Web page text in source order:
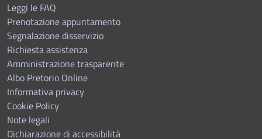
Leggi le FAQ
Prenotazione appuntamento
Segnalazione disservizio
Richiesta assistenza
Amministrazione trasparente
Albo Pretorio Online
Informativa privacy
Cookie Policy
Note legali
Dichiarazione di accessibilità